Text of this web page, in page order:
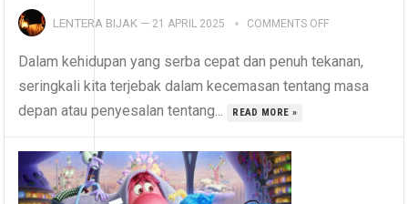
LENTERA BIJAK — 21 APRIL 2025 COMMENTS OFF
Dalam kehidupan yang serba cepat dan penuh tekanan,
seringkali kita terjebak dalam kecemasan tentang masa
depan atau penyesalan tentang...
READ MORE »